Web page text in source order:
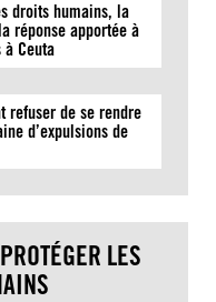
droits humains, la
réponse apportée à
à Ceuta
refuser de se rendre
d’expulsions de
LES